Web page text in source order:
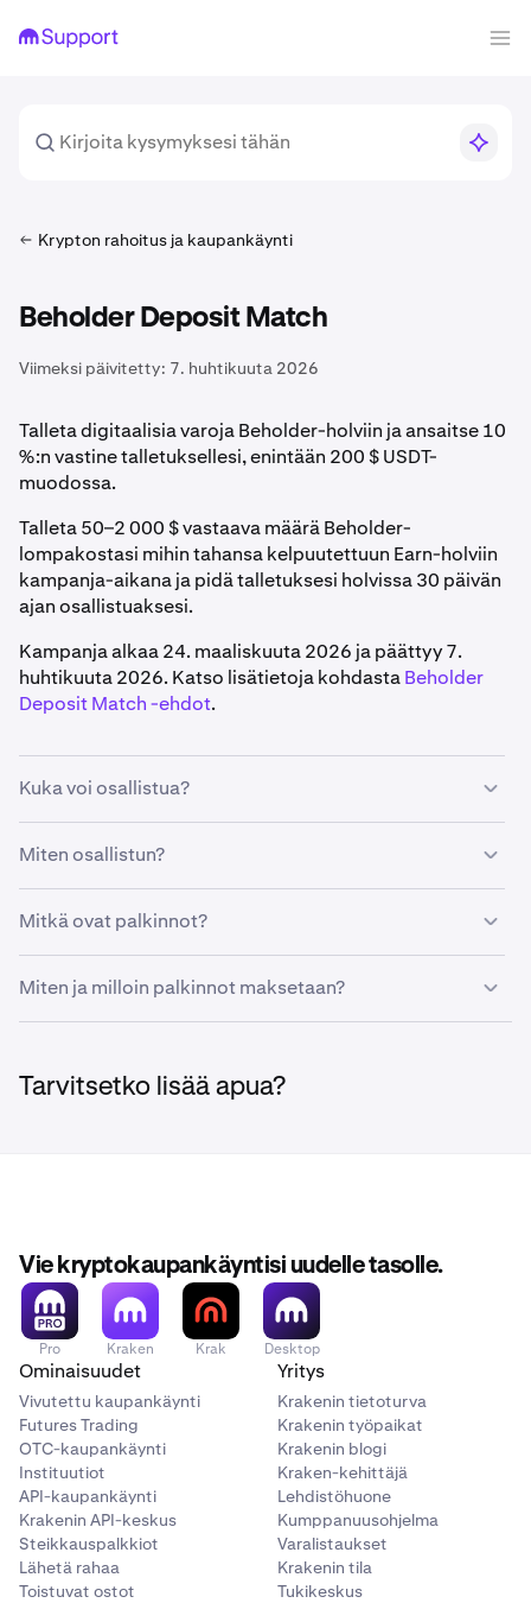
Krypton rahoitus ja kaupankäynti
Beholder Deposit Match
Viimeksi päivitetty: 7. huhtikuuta 2026
Talleta digitaalisia varoja Beholder-holviin ja ansaitse 10
%:n vastine talletuksellesi, enintään 200 $ USDT-
muodossa.
Talleta 50–2 000 $ vastaava määrä Beholder-
lompakostasi mihin tahansa kelpuutettuun Earn-holviin
kampanja-aikana ja pidä talletuksesi holvissa 30 päivän
ajan osallistuaksesi.
Kampanja alkaa 24. maaliskuuta 2026 ja päättyy 7.
huhtikuuta 2026. Katso lisätietoja kohdastaBeholder
Deposit Match -ehdot.
Kuka voi osallistua?
Saadaksesi palkinnon sinun on:
Asuttava tuetulla alueella (Iso-Britannia, Kanada ja
Australia on suljettu pois)
Omattava Kraken-tiliin yhdistetty Beholder-
lompakko
Tehtävä vähintään 50 $ vastaava kelpuutettu talletus
Pidettävä talletuksesi holvissa 5. toukokuuta 2026
Miten osallistun?
Luo Beholder-lompakkotili, yhdistä Kraken-tilisi ja
talleta sitten 50–2 000 $ vastaava määrä digitaalisia
varoja Beholder-lompakostasi mihin tahansa Beholderin
Earn-holviin kampanja-aikana. Pidä talletuksesi holvissa
Mitkä ovat palkinnot?
Saat palkinnon, joka vastaa 10 %:a nettokelpoisesta
talletuksestasi USDT-muodossa, enintään 200 $.
– Kaikki nostot
Miten ja milloin palkinnot maksetaan?
päättymisestä (5. toukokuuta 2026). Rajoitus: yksi
Tarvitsetko lisää apua?
Vie kryptokaupankäyntisi uudelle tasolle.
Pro Kraken Krak Desktop
Ominaisuudet
Vivutettu kaupankäynti
Futures Trading
OTC-kaupankäynti
Instituutiot
API-kaupankäynti
Krakenin API-keskus
Steikkauspalkkiot
Lähetä rahaa
Toistuvat ostot
Yritys
Krakenin tietoturva
Krakenin työpaikat
Krakenin blogi
Kraken-kehittäjä
Lehdistöhuone
Kumppanuusohjelma
Varalistaukset
Krakenin tila
Tukikeskus